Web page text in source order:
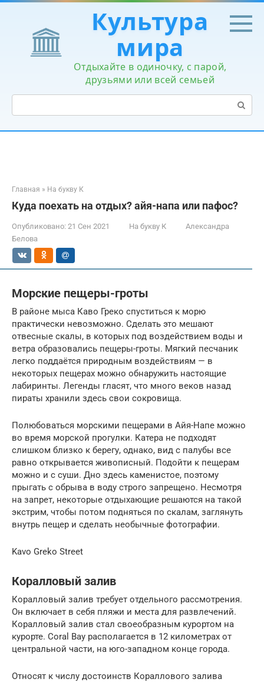
Перейти
контенту
Культура
мира
Отдыхайте в одиночку, с парой,
друзьями или всей семьей
Поиск:
Главная » На букву К
Куда поехать на отдых? айя-напа или пафос?
Опубликовано: 21 Сен 2021 На букву К
Александра
Белова
Морские пещеры-гроты
В районе мыса Каво Греко спуститься к морю
практически невозможно. Сделать это мешают
отвесные скалы, в которых под воздействием воды и
ветра образовались пещеры-гроты. Мягкий песчаник
легко поддаётся природным воздействиям — в
некоторых пещерах можно обнаружить настоящие
лабиринты. Легенды гласят, что много веков назад
пираты хранили здесь свои сокровища.
Полюбоваться морскими пещерами в Айя-Напе можно
во время морской прогулки. Катера не подходят
слишком близко к берегу, однако, вид с палубы все
равно открывается живописный. Подойти к пещерам
можно и с суши. Дно здесь каменистое, поэтому
прыгать с обрыва в воду строго запрещено. Несмотря
на запрет, некоторые отдыхающие решаются на такой
экстрим, чтобы потом подняться по скалам, заглянуть
внутрь пещер и сделать необычные фотографии.
Kavo Greko Street
Коралловый залив
Коралловый залив требует отдельного рассмотрения.
Он включает в себя пляжи и места для развлечений.
Коралловый залив стал своеобразным курортом на
курорте. Coral Bay располагается в 12 километрах от
центральной части, на юго-западном конце города.
Относят к числу достоинств Кораллового залива